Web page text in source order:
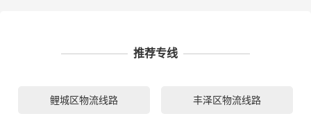
推荐专线
鲤城区物流线路 丰泽区物流线路